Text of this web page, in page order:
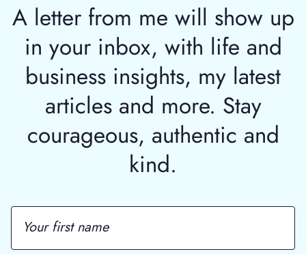
A letter from me will show up
in your inbox, with life and
business insights, my latest
articles and more. Stay
courageous, authentic and
kind.